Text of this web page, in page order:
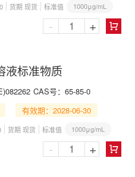
货期 现货 标准值 1000μg/mL

- +
液标准物质
CAS号： 65-85-0
有效期：2028-06-30
货期 现货 标准值 1000μg/mL

- +